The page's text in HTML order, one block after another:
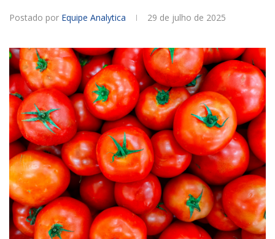
Postado por Equipe Analytica 29 de julho de 2025